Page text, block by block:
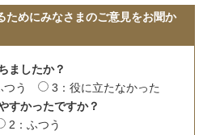
ためにみなさまのご意見をお聞か
ましたか？
つう
3：役に立たなかった
すかったですか？
2：ふつう